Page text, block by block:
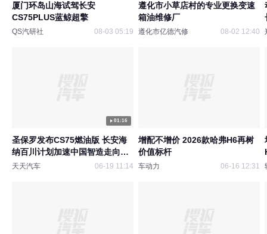
厦门环岛山海试驾长安
CS75PLUS蓝鲸超擎
QS汽研社 08-03 05:19
遵化市小草店村的专业更换变速
箱油维修厂
遵化市亿德汽修 08-02 12:40
01:16
圣保罗发布CS75燃油版 长安海
纳百川计划加速中国智造走向世
界
天天汽车 06-19 11:14
增配不增价 2026款哈弗H6再树
价值标杆
车动力 06-16 12:31